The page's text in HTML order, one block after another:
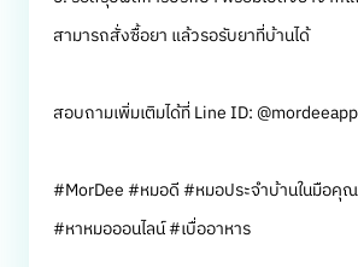
สามารถสั่งซื้อยา แล้วรอรับยาที่บ้านได้
สอบถามเพิ่มเติมได้ที่ Line ID: @mordeeapp
#MorDee #หมอดี #หมอประจำบ้านในมือคุณ
#หาหมอออนไลน์ #เบื่ออาหาร